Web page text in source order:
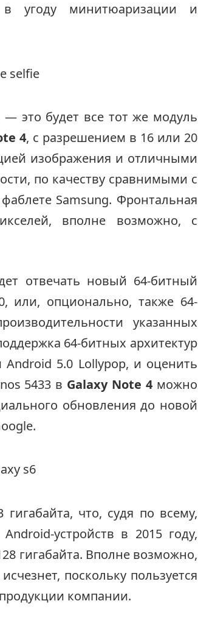
угоду минитюаризации и
это будет все тот же модуль
4, с разрешением в 16 или 20
изображения и отличными
по качеству сравнимыми с
Samsung. Фронтальная
вполне возможно, с
отвечать новый 64-битный
или, опционально, также 64-
указанных
64-битных архитектур
5.0 Lollypop, и оценить
5433 в Galaxy Note 4 можно
обновления до новой
что, судя по всему,
устройств в 2015 году,
гигабайта. Вполне возможно,
поскольку пользуется
компании.